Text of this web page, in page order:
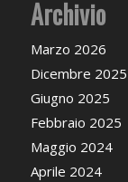
Archivio
Marzo 2026
Dicembre 2025
Giugno 2025
Febbraio 2025
Maggio 2024
Aprile 2024